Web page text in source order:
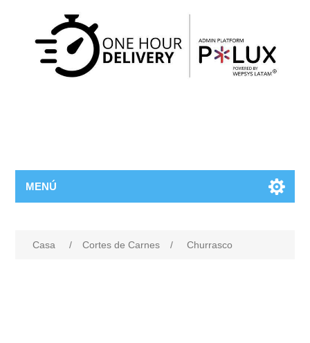
MENÚ
Casa / Cortes de Carnes / Churrasco